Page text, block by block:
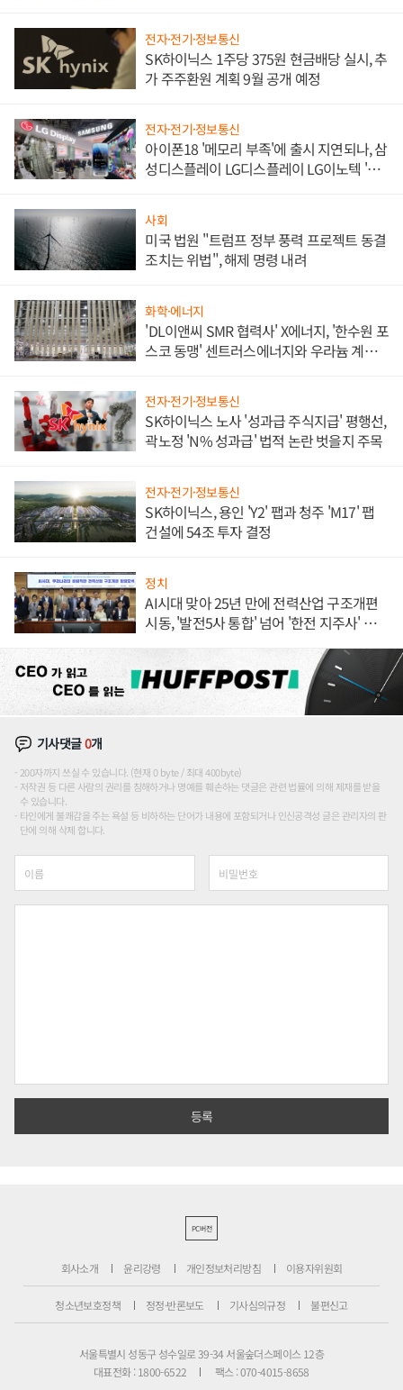
전자·전기·정보통신
SK하이닉스 1주당 375원 현금배당 실시, 추
가 주주환원 계획 9월 공개 예정
전자·전기·정보통신
아이폰18 '메모리 부족'에 출시 지연되나, 삼
성디스플레이 LG디스플레이 LG이노텍 '탈
사회
미국 법원 "트럼프 정부 풍력 프로젝트 동결
조치는 위법", 해제 명령 내려
화학·에너지
'DL이앤씨 SMR 협력사' X에너지, '한수원 포
스코 동맹' 센트러스에너지와 우라늄 계약
전자·전기·정보통신
SK하이닉스 노사 '성과급 주식지급' 평행선,
곽노정 'N% 성과급' 법적 논란 벗을지 주목
전자·전기·정보통신
SK하이닉스, 용인 'Y2' 팹과 청주 'M17' 팹
건설에 54조 투자 결정
정치
AI시대 맞아 25년 만에 전력산업 구조개편
시동, '발전5사 통합' 넘어 '한전 지주사' 재편
기사댓글0개
200자까지 쓰실 수 있습니다. (현재 0 byte / 최대 400byte)
저작권 등 다른 사람의 권리를 침해하거나 명예를 훼손하는 댓글은 관련 법률에 의해 제재를 받을
수 있습니다.
타인에게 불쾌감을 주는 욕설 등 비하하는 단어가 내용에 포함되거나 인신공격성 글은 관리자의 판
단에 의해 삭제 합니다.
PC버전
회사소개 윤리강령 개인정보처리방침 이용자위원회
청소년보호정책 정정·반론보도 기사심의규정 불편신고
서울특별시 성동구 성수일로 39-34 서울숲더스페이스 12층
대표전화 : 1800-6522
팩스 : 070-4015-8658